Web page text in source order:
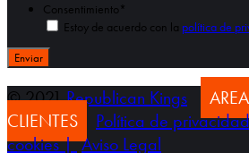
Consentimiento *
Estoy de acuerdo con la política de
© 2021Republican Kings
CLIENTES
Política de
cookies |Aviso Legal